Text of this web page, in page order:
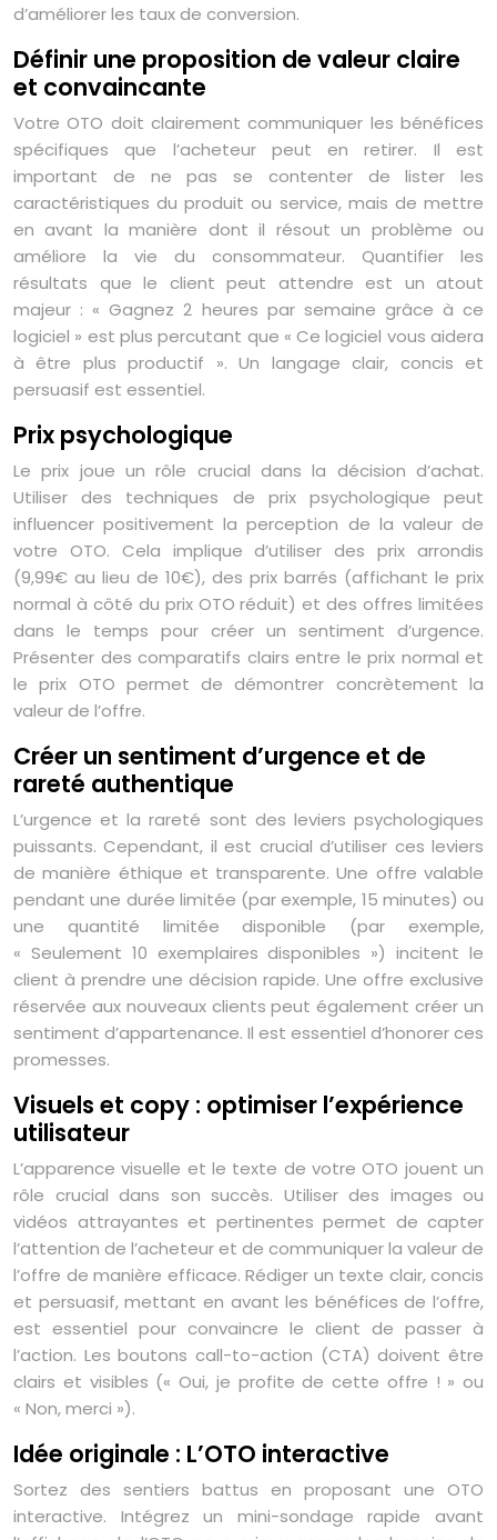
d’améliorer les taux de conversion.
Définir une proposition de valeur claire
et convaincante
Votre OTO doit clairement communiquer les bénéfices
spécifiques que l’acheteur peut en retirer. Il est
important de ne pas se contenter de lister les
caractéristiques du produit ou service, mais de mettre
en avant la manière dont il résout un problème ou
améliore la vie du consommateur. Quantifier les
résultats que le client peut attendre est un atout
majeur : « Gagnez 2 heures par semaine grâce à ce
logiciel » est plus percutant que « Ce logiciel vous aidera
à être plus productif ». Un langage clair, concis et
persuasif est essentiel.
Prix psychologique
Le prix joue un rôle crucial dans la décision d’achat.
Utiliser des techniques de prix psychologique peut
influencer positivement la perception de la valeur de
votre OTO. Cela implique d’utiliser des prix arrondis
(9,99€ au lieu de 10€), des prix barrés (affichant le prix
normal à côté du prix OTO réduit) et des offres limitées
dans le temps pour créer un sentiment d’urgence.
Présenter des comparatifs clairs entre le prix normal et
le prix OTO permet de démontrer concrètement la
valeur de l’offre.
Créer un sentiment d’urgence et de
rareté authentique
L’urgence et la rareté sont des leviers psychologiques
puissants. Cependant, il est crucial d’utiliser ces leviers
de manière éthique et transparente. Une offre valable
pendant une durée limitée (par exemple, 15 minutes) ou
une quantité limitée disponible (par exemple,
« Seulement 10 exemplaires disponibles ») incitent le
client à prendre une décision rapide. Une offre exclusive
réservée aux nouveaux clients peut également créer un
sentiment d’appartenance. Il est essentiel d’honorer ces
promesses.
Visuels et copy : optimiser l’expérience
utilisateur
L’apparence visuelle et le texte de votre OTO jouent un
rôle crucial dans son succès. Utiliser des images ou
vidéos attrayantes et pertinentes permet de capter
l’attention de l’acheteur et de communiquer la valeur de
l’offre de manière efficace. Rédiger un texte clair, concis
et persuasif, mettant en avant les bénéfices de l’offre,
est essentiel pour convaincre le client de passer à
l’action. Les boutons call-to-action (CTA) doivent être
clairs et visibles (« Oui, je profite de cette offre ! » ou
« Non, merci »).
Idée originale : L’OTO interactive
Sortez des sentiers battus en proposant une OTO
interactive. Intégrez un mini-sondage rapide avant